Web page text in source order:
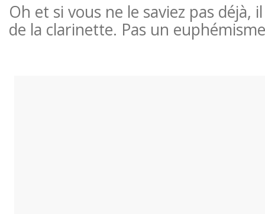
Oh et si vous ne le saviez pas déjà,
de la clarinette. Pas un